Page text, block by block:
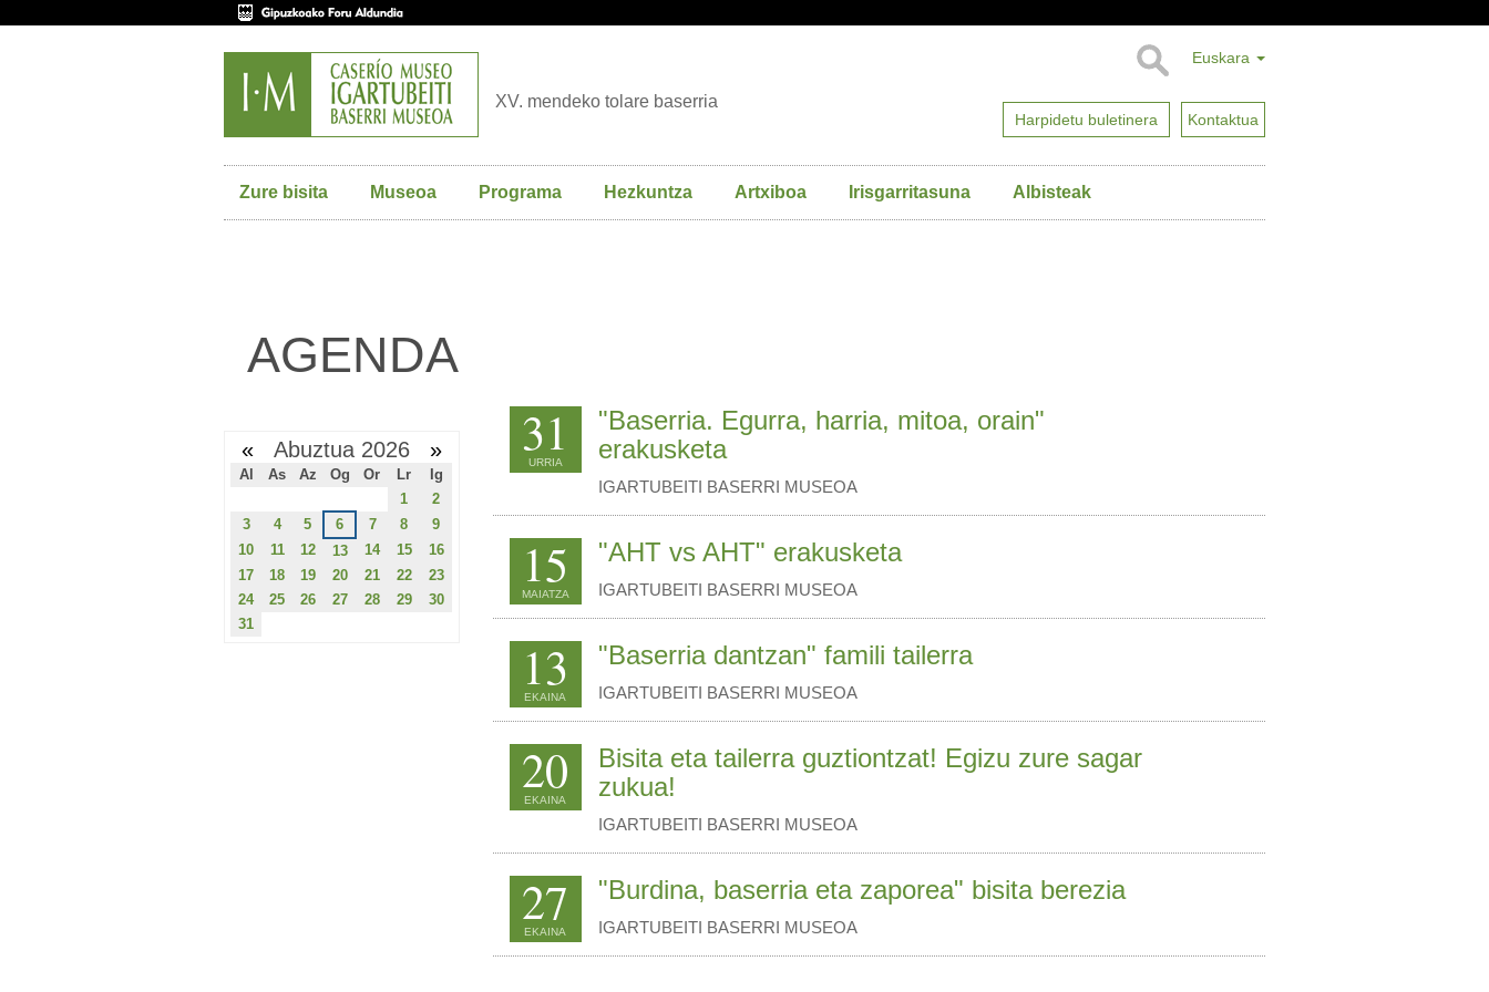
Euskara
Harpidetu buletinera Kontaktua
XV. mendeko tolare baserria
Zure bisita Museoa Programa Hezkuntza Artxiboa Irisgarritasuna Albisteak
AGENDA
31
URRIA
"Baserria. Egurra, harria, mitoa, orain"
erakusketa
IGARTUBEITI BASERRI MUSEOA
15
MAIATZA
"AHT vs AHT" erakusketa
IGARTUBEITI BASERRI MUSEOA
13
EKAINA
"Baserria dantzan" famili tailerra
IGARTUBEITI BASERRI MUSEOA
20
EKAINA
Bisita eta tailerra guztiontzat! Egizu zure sagar
zukua!
IGARTUBEITI BASERRI MUSEOA
27
EKAINA
"Burdina, baserria eta zaporea" bisita berezia
IGARTUBEITI BASERRI MUSEOA
« Abuztua 2026 »
Al As Az Og Or Lr
Ig
1
2
3
4 5 6 7 8
9
10
11 12 13 14 15
16
17
18 19 20 21 22
23
24
25 26 27 28 29
30
31